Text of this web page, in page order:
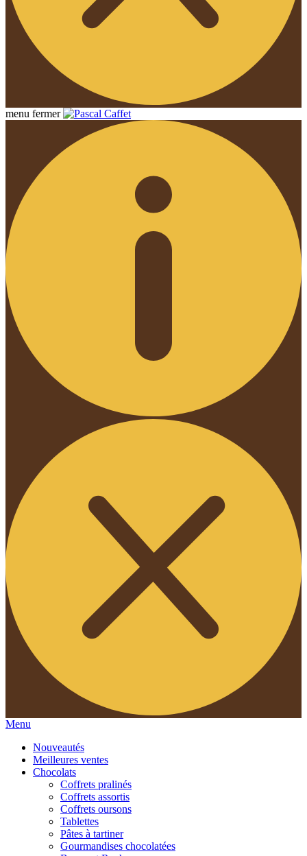
menu fermer
Menu
Nouveautés
Meilleures ventes
Chocolats
Coffrets pralinés
Coffrets assortis
Coffrets oursons
Tablettes
Pâtes à tartiner
Gourmandises chocolatées